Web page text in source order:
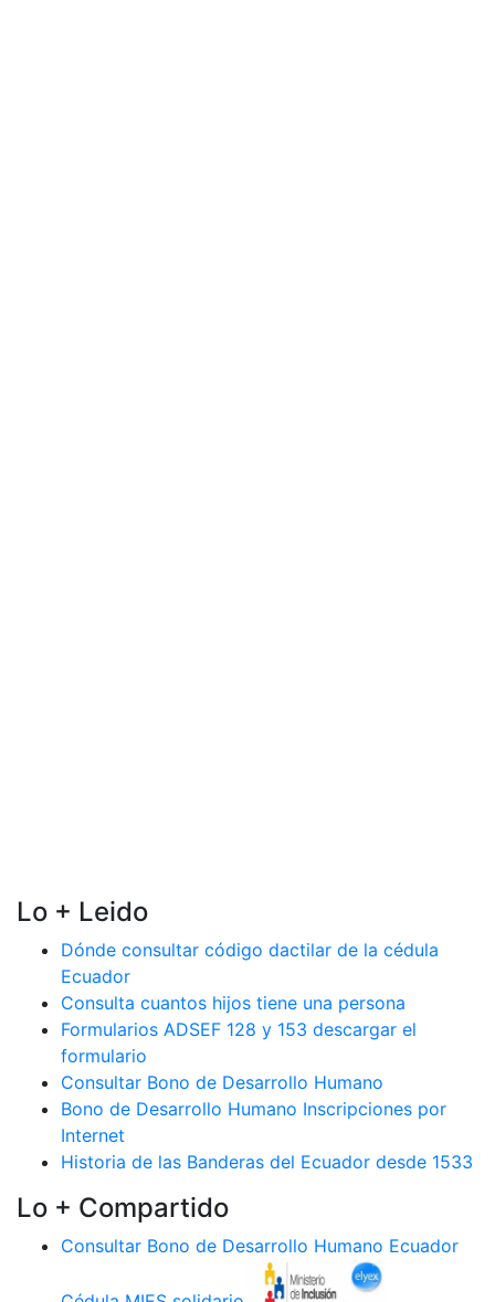
Lo + Leido
Dónde consultar código dactilar de la cédula
Ecuador
Consulta cuantos hijos tiene una persona
Formularios ADSEF 128 y 153 descargar el
formulario
Consultar Bono de Desarrollo Humano
Bono de Desarrollo Humano Inscripciones por
Internet
Historia de las Banderas del Ecuador desde 1533
Lo + Compartido
Consultar Bono de Desarrollo Humano Ecuador